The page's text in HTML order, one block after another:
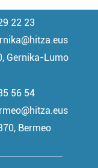
22 23
Gernika-Lumo
56 54
Bermeo